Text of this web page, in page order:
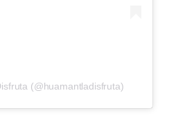
(@huamantladisfruta)